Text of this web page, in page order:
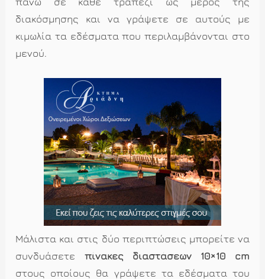
διακόσμησης και να γράψετε σε αυτούς με
κιμωλία τα εδέσματα που περιλαμβάνονται στο
μενού.
Μάλιστα και στις δύο περιπτώσεις μπορείτε να
συνδυάσετε πίνακες διαστάσεων 10×10 cm
στους οποίους θα γράψετε τα εδέσματα του